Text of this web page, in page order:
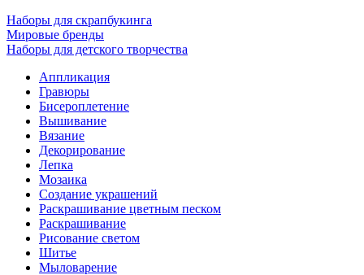
Наборы для скрапбукинга
Мировые бренды
Наборы для детского творчества
Аппликация
Гравюры
Бисероплетение
Вышивание
Вязание
Декорирование
Лепка
Мозаика
Создание украшений
Раскрашивание цветным песком
Раскрашивание
Рисование светом
Шитье
Мыловарение